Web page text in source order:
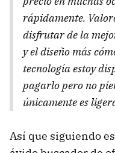
rápidamente.
disfrutar de la
y el diseño más
tecnología estoy
pagarlo pero no
únicamente es
Así que siguiendo